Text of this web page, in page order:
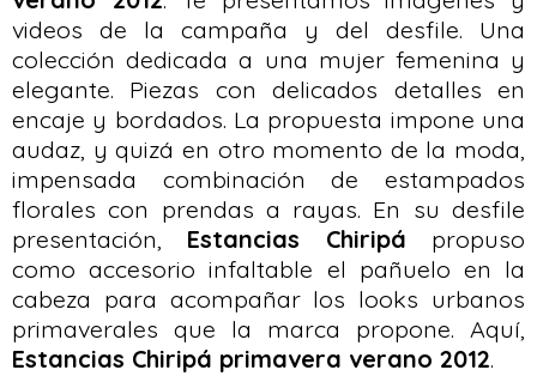
videos de la campaña y del desfile. Una
colección dedicada a una mujer femenina y
elegante. Piezas con delicados detalles en
encaje y bordados. La propuesta impone una
audaz, y quizá en otro momento de la moda,
impensada combinación de estampados
florales con prendas a rayas. En su desfile
presentación, Estancias Chiripá propuso
como accesorio infaltable el pañuelo en la
cabeza para acompañar los looks urbanos
primaverales que la marca propone. Aquí,
Estancias Chiripá primavera verano 2012.